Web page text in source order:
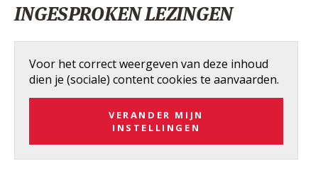
INGESPROKEN LEZINGEN
Voor het correct weergeven van deze inhoud
dien je (sociale) content cookies te aanvaarden.
VERANDER MIJN
INSTELLINGEN